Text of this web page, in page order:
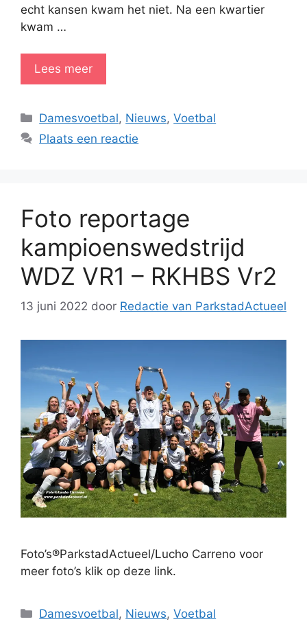
echt kansen kwam het niet. Na een kwartier
kwam …
Lees meer
Categorieën
Damesvoetbal, Nieuws,Voetbal
Plaats een reactie
Foto reportage
kampioenswedstrijd
WDZ VR1 – RKHBS Vr2
13 juni 2022 door Redactie van ParkstadActueel
Foto’s®ParkstadActueel/Lucho Carreno voor
meer foto’s klik op deze link.
Categorieën
Damesvoetbal, Nieuws,Voetbal